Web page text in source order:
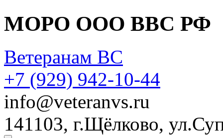
МОРО ООО ВВС РФ
Ветеранам ВС
+7 (929) 942-10-44
info@veteranvs.ru
141103, г.Щёлково,